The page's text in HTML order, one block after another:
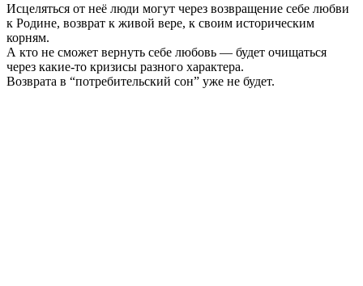
Исцеляться от неё люди могут через возвращение себе любви
к Родине, возврат к живой вере, к своим историческим
корням.
А кто не сможет вернуть себе любовь — будет очищаться
через какие-то кризисы разного характера.
Возврата в “потребительский сон” уже не будет.